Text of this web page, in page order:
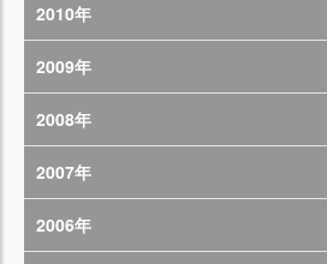
2010年
2009年
2008年
2007年
2006年